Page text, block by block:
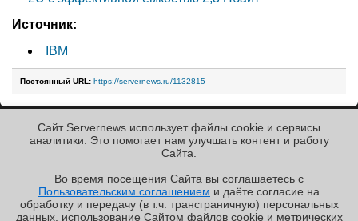
✖
Источник:
IBM
Постоянный URL: https://servernews.ru/1132815
« Назад к ленте
РЕКЛАМА • ООО «ЛАБОРАТОРИЯ ЧИСЛИТЕЛЬ»
Copyright ©2010-2026
Servernews.Пользовательское
Сайт Servernews использует файлы cookie и сервисы
аналитики. Это помогает нам улучшать контент и работу
Cайта.
Во время посещения Cайта вы соглашаетесь с
Пользовательским соглашением и даёте согласие на
обработку и передачу (в т.ч. трансграничную) персональных
данных, использование Cайтом файлов cookie и метрических